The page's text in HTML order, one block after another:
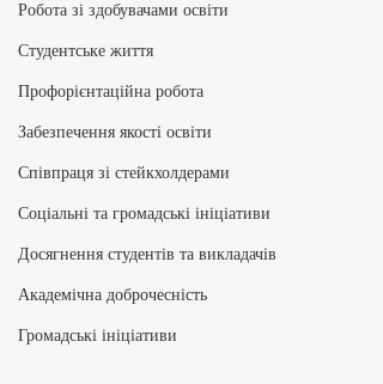
Робота зі здобувачами освіти
Студентське життя
Профорієнтаційна робота
Забезпечення якості освіти
Співпраця зі стейкхолдерами
Соціальні та громадські ініціативи
Досягнення студентів та викладачів
Академічна доброчесність
Громадські ініціативи